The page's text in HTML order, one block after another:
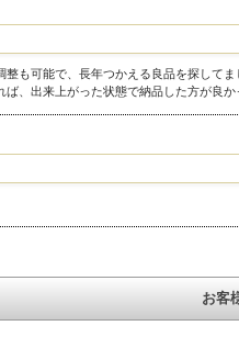
「長く使
「子どもに安心
そんな方に
も可能で、長年つかえる良品を探してま
、出来上がった状態で納品した方が良か
お客